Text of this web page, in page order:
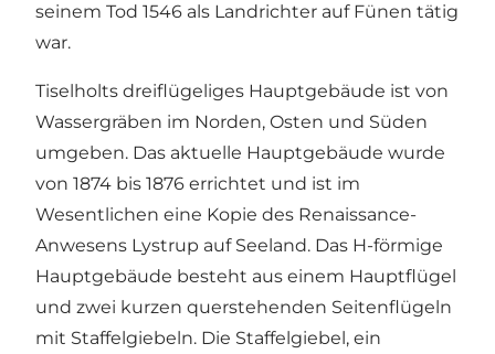
seinem Tod 1546 als Landrichter auf Fünen tätig
war.
Tiselholts dreiflügeliges Hauptgebäude ist von
Wassergräben im Norden, Osten und Süden
umgeben. Das aktuelle Hauptgebäude wurde
von 1874 bis 1876 errichtet und ist im
Wesentlichen eine Kopie des Renaissance-
Anwesens Lystrup auf Seeland. Das H-förmige
Hauptgebäude besteht aus einem Hauptflügel
und zwei kurzen querstehenden Seitenflügeln
mit Staffelgiebeln. Die Staffelgiebel, ein